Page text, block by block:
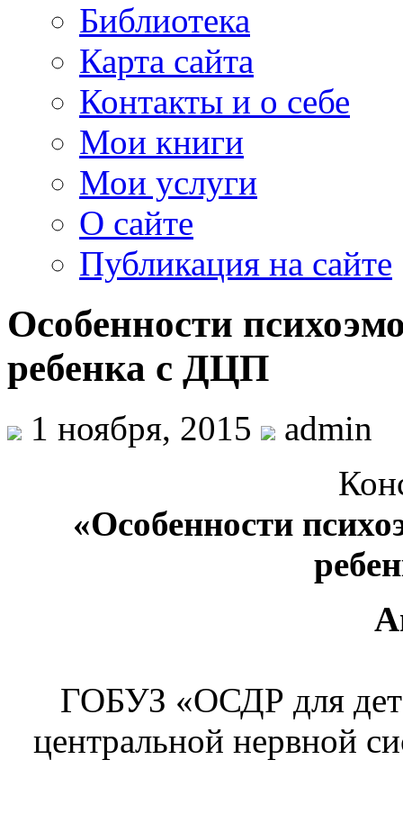
Библиотека
Карта сайта
Контакты и о себе
Мои книги
Мои услуги
О сайте
Публикация на сайте
Особенности
ребенка с ДЦП
1 ноября, 2015
admin
«Особенности
ГОБУЗ «ОСДР для
центральной нервной